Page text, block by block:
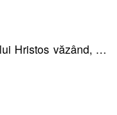
Hristos văzând, …